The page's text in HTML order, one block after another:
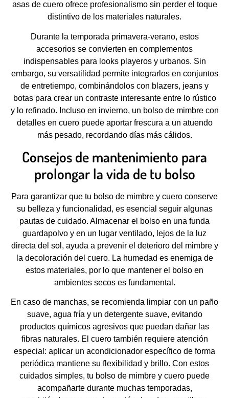
asas de cuero ofrece profesionalismo sin perder el toque
distintivo de los materiales naturales.
Durante la temporada primavera-verano, estos
accesorios se convierten en complementos
indispensables para looks playeros y urbanos. Sin
embargo, su versatilidad permite integrarlos en conjuntos
de entretiempo, combinándolos con blazers, jeans y
botas para crear un contraste interesante entre lo rústico
y lo refinado. Incluso en invierno, un bolso de mimbre con
detalles en cuero puede aportar frescura a un atuendo
más pesado, recordando días más cálidos.
Consejos de mantenimiento para
prolongar la vida de tu bolso
Para garantizar que tu bolso de mimbre y cuero conserve
su belleza y funcionalidad, es esencial seguir algunas
pautas de cuidado. Almacenar el bolso en una funda
guardapolvo y en un lugar ventilado, lejos de la luz
directa del sol, ayuda a prevenir el deterioro del mimbre y
la decoloración del cuero. La humedad es enemiga de
estos materiales, por lo que mantener el bolso en
ambientes secos es fundamental.
En caso de manchas, se recomienda limpiar con un paño
suave, agua fría y un detergente suave, evitando
productos químicos agresivos que puedan dañar las
fibras naturales. El cuero también requiere atención
especial: aplicar un acondicionador específico de forma
periódica mantiene su flexibilidad y brillo. Con estos
cuidados simples, tu bolso de mimbre y cuero puede
acompañarte durante muchas temporadas,